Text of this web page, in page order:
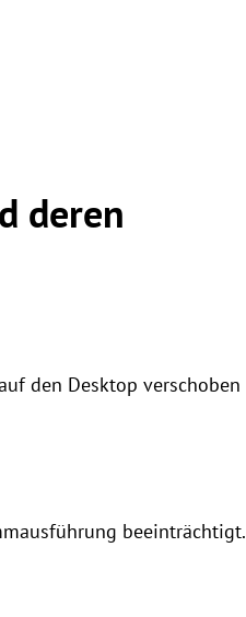
deren
den Desktop verschoben
beeinträchtigt.